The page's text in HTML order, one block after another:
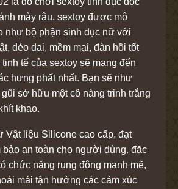
mày râu. sextoy được mô
như bộ phận sinh dục nữ với
dẻo dai, mềm mại, đàn hồi tốt
tế của sextoy sẽ mang đến
hưng phất nhất. Bạn sẽ như
sở hữu một cô nàng trinh trắng
khao.
liệu Silicone cao cấp, đạt
bảo an toàn cho người dùng. đặc
chức năng rung động mạnh mẽ,
mái tận hưởng các cảm xúc